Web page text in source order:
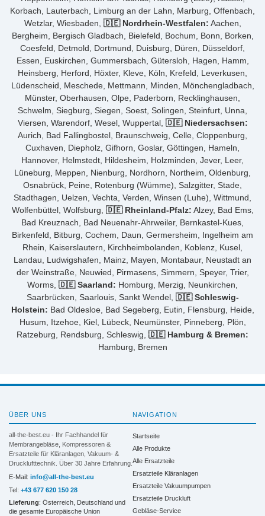
Korbach, Lauterbach, Limburg an der Lahn, Marburg, Offenbach,
Wetzlar, Wiesbaden, 🇩🇪 Nordrhein-Westfalen: Aachen,
Bergheim, Bergisch Gladbach, Bielefeld, Bochum, Bonn, Borken,
Coesfeld, Detmold, Dortmund, Duisburg, Düren, Düsseldorf,
Essen, Euskirchen, Gummersbach, Gütersloh, Hagen, Hamm,
Heinsberg, Herford, Höxter, Kleve, Köln, Krefeld, Leverkusen,
Lüdenscheid, Meschede, Mettmann, Minden, Mönchengladbach,
Münster, Oberhausen, Olpe, Paderborn, Recklinghausen,
Schwelm, Siegburg, Siegen, Soest, Solingen, Steinfurt, Unna,
Viersen, Warendorf, Wesel, Wuppertal, 🇩🇪 Niedersachsen:
Aurich, Bad Fallingbostel, Braunschweig, Celle, Cloppenburg,
Cuxhaven, Diepholz, Gifhorn, Goslar, Göttingen, Hameln,
Hannover, Helmstedt, Hildesheim, Holzminden, Jever, Leer,
Lüneburg, Meppen, Nienburg, Nordhorn, Northeim, Oldenburg,
Osnabrück, Peine, Rotenburg (Wümme), Salzgitter, Stade,
Stadthagen, Uelzen, Vechta, Verden, Winsen (Luhe), Wittmund,
Wolfenbüttel, Wolfsburg, 🇩🇪 Rheinland-Pfalz: Alzey, Bad Ems,
Bad Kreuznach, Bad Neuenahr-Ahrweiler, Bernkastel-Kues,
Birkenfeld, Bitburg, Cochem, Daun, Germersheim, Ingelheim am
Rhein, Kaiserslautern, Kirchheimbolanden, Koblenz, Kusel,
Landau, Ludwigshafen, Mainz, Mayen, Montabaur, Neustadt an
der Weinstraße, Neuwied, Pirmasens, Simmern, Speyer, Trier,
Worms, 🇩🇪 Saarland: Homburg, Merzig, Neunkirchen,
Saarbrücken, Saarlouis, Sankt Wendel, 🇩🇪 Schleswig-
Holstein: Bad Oldesloe, Bad Segeberg, Eutin, Flensburg, Heide,
Husum, Itzehoe, Kiel, Lübeck, Neumünster, Pinneberg, Plön,
Ratzeburg, Rendsburg, Schleswig, 🇩🇪 Hamburg & Bremen:
Hamburg, Bremen
ÜBER UNS
all-the-best.eu - Ihr Fachhandel für
Membrangebläse, Kompressoren &
Ersatzteile für Kläranlagen, Vakuum- &
Drucklufttechnik. Über 30 Jahre Erfahrung.
E-Mail: info@all-the-best.eu
Tel: +43 677 620 150 28
Lieferung: Österreich, Deutschland und
die gesamte Europäische Union
NAVIGATION
Startseite
Alle Produkte
Alle Ersatzteile
Ersatzteile Kläranlagen
Ersatzteile Vakuumpumpen
Ersatzteile Druckluft
Gebläse-Service